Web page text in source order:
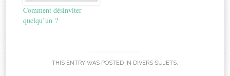
Comment désinviter
quelqu’un ?
THIS ENTRY WAS POSTED IN DIVERS SUJETS.